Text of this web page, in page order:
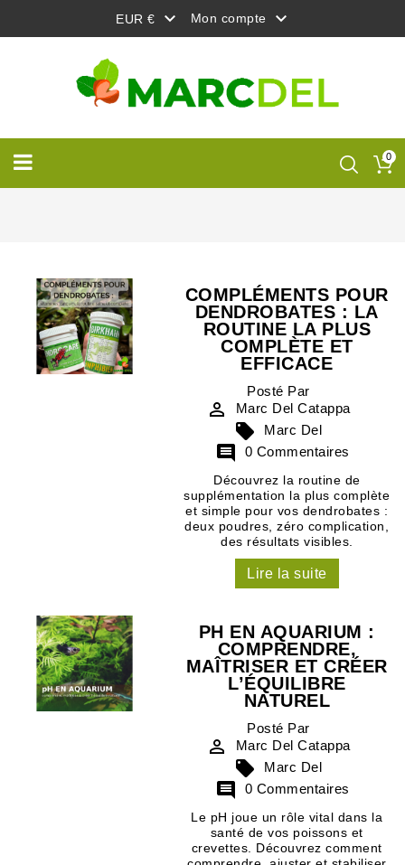
EUR €  Mon compte 
0
COMPLÉMENTS POUR
DENDROBATES : LA
ROUTINE LA PLUS
COMPLÈTE ET
EFFICACE
Posté Par
 Marc Del Catappa
 Marc Del
 0 Commentaires
Découvrez la routine de
supplémentation la plus complète
et simple pour vos dendrobates :
deux poudres, zéro complication,
des résultats visibles.
Lire la suite
PH EN AQUARIUM :
COMPRENDRE,
MAÎTRISER ET CRÉER
L’ÉQUILIBRE
NATUREL
Posté Par
 Marc Del Catappa
 Marc Del
 0 Commentaires
Le pH joue un rôle vital dans la
santé de vos poissons et
crevettes. Découvrez comment